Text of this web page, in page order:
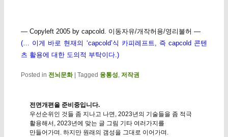
— Copyleft 2005 by capcold. 이동자유/개작허용/영리불허 —
(… 이게 바로 현재의 ‘capcold’식 카피레프트, 즉 capcold 콘텐
츠 활용에 대한 도의적 부탁이다.)
Posted in 전뇌문화 | Tagged 융통성, 저작권
전면개편을 준비중입니다.
우선순위인 것들 좀 지나고 나면, 2023년의 기술들을 좀 적극
활용해서, 2023년에 맞는 글 그림 기타 여러가지를
만들어가며. 하지만 원래의 갬성을 그대로 이어가며.